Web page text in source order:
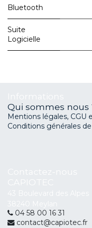
Bluetooth
Suite
Logicielle
Qui sommes nous
Mentions légales, CGU
Conditions générales
04 58 00 16 31
contact@capiotec.fr